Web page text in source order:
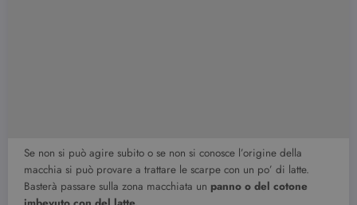
Se non si può agire subito o se non si conosce l’origine della
macchia si può provare a trattare le scarpe con un po’ di latte.
Basterà passare sulla zona macchiata un panno o del cotone